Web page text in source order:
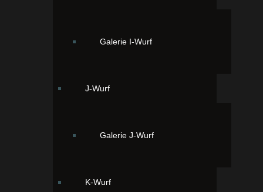
Galerie I-Wurf
J-Wurf
Galerie J-Wurf
K-Wurf